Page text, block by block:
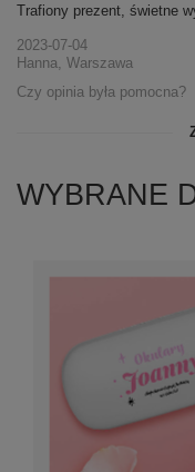
Trafiony prezent, świetne
2023-07-04
Hanna, Warszawa
Czy opinia była pomocna?
WYBRANE